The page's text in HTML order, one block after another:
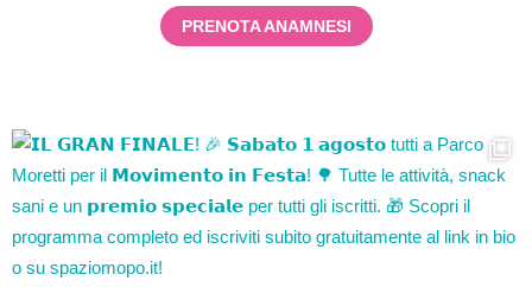
PRENOTA ANAMNESI